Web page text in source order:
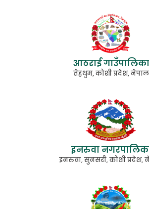
आठराई गाउँपालिका
तेह्रथुम, कोशी प्रदेश, नेपाल
इनरुवा
इनरुवा, सुनसरी, कोशी प्रदेश,